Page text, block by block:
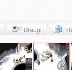
Draugi